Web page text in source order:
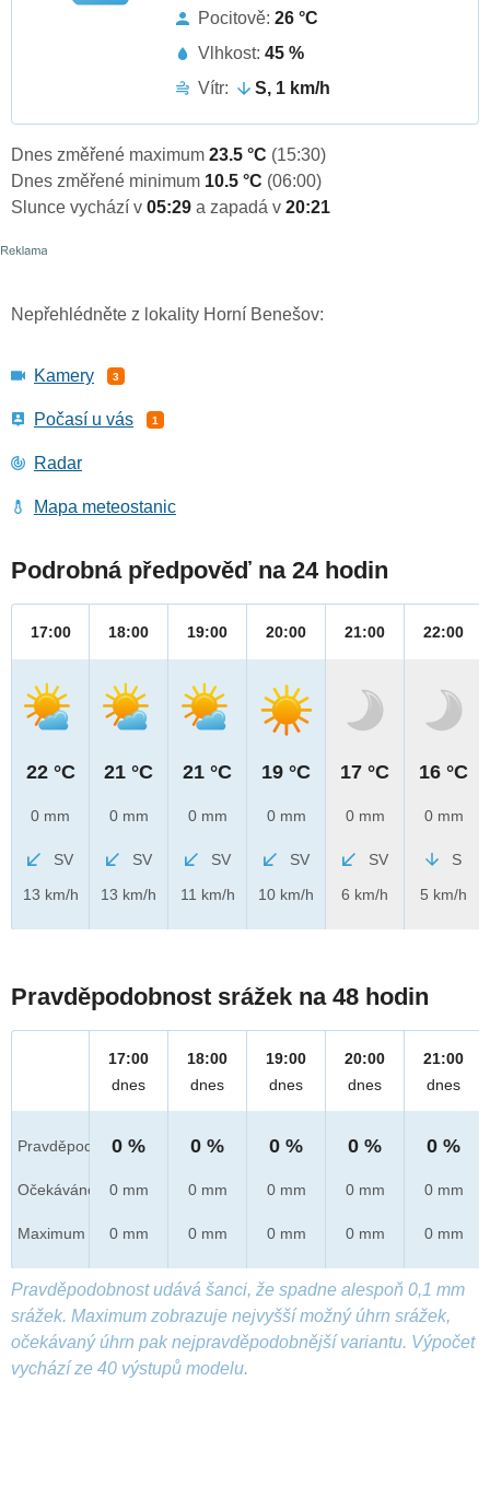
Pocitově: 26 °C
Vlhkost: 45 %
Vítr:
S, 1 km/h
Dnes změřené maximum 23.5 °C (15:30)
Dnes změřené minimum 10.5 °C (06:00)
Slunce vychází v 05:29 a zapadá v 20:21
Nepřehlédněte z lokality Horní Benešov:
Kamery 3
Počasí u vás 1
Radar
Mapa meteostanic
Podrobná předpověď na 24 hodin
17:00
22 °C
0 mm
SV
13 km/h
18:00
21 °C
0 mm
SV
13 km/h
19:00
21 °C
0 mm
SV
11 km/h
20:00
19 °C
0 mm
SV
10 km/h
21:00
17 °C
0 mm
SV
6 km/h
22:00
16 °C
0 mm
S
5 km/h
Pravděpodobnost srážek na 48 hodin
Pravděpod.
Očekáváno
Maximum
17:00
dnes
0 %
0 mm
0 mm
18:00
dnes
0 %
0 mm
0 mm
19:00
dnes
0 %
0 mm
0 mm
20:00
dnes
0 %
0 mm
0 mm
21:00
dnes
0 %
0 mm
0 mm
Pravděpodobnost udává šanci, že spadne alespoň 0,1 mm
srážek. Maximum zobrazuje nejvyšší možný úhrn srážek,
očekávaný úhrn pak nejpravděpodobnější variantu. Výpočet
vychází ze 40 výstupů modelu.